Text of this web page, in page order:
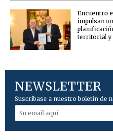
Encuentro
impulsan
territorial y
NEWSLETTER
Suscríbase a nuestro boletín de